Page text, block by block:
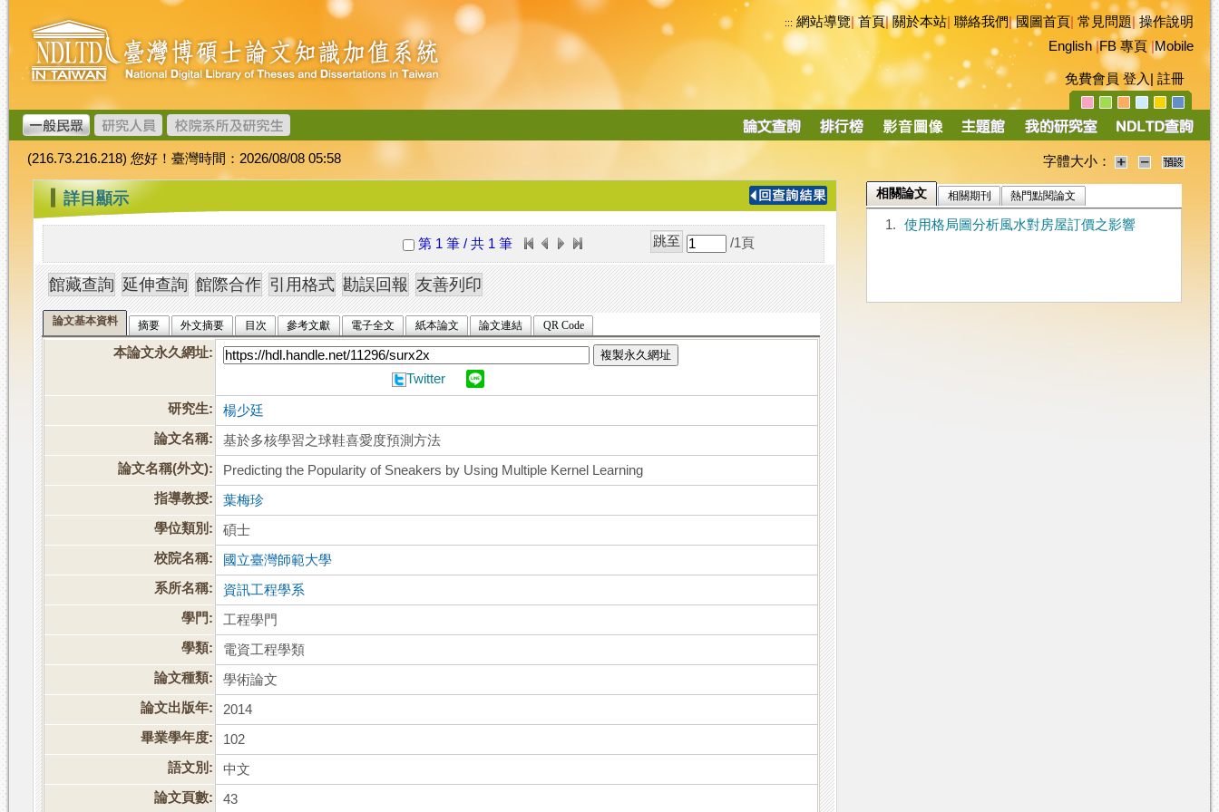
跳
到
主
要
內
容
臺
灣
博
碩
士
論
文
加
值
系
統
::: 網站導覽|首頁|關於本站 聯絡我們|國圖首頁 常見問題|操作說明
English|FB 專頁|Mobile
免費會員 登入 註冊
導
(216.73.216.218) 您好！臺灣時間：2026/08/08 05:58 字體大小：
::: 詳目顯示
第 1 筆 / 共 1 筆 /1 頁
論文基本資料 摘要 外文摘要 目次 參考文獻 電子全文 紙本論文 論文連結 QR Code
本論文永久網址: 複製永久網址
Twitter
研究生:
楊少廷
論文名稱:
基於多核學習之球鞋喜愛度預測方法
論文名稱(外文):
Predicting the Popularity of Sneakers by Using Multiple Kernel Learning
指導教授:
葉梅珍
學位類別:
碩士
校院名稱:
國立臺灣師範大學
系所名稱:
資訊工程學系
學門:
工程學門
學類:
電資工程學類
論文種類:
學術論文
論文出版年:
2014
畢業學年度:
102
語文別:
中文
論文頁數:
43
相關論文 相關期刊 熱門點閱論文
1. 使用格局圖分析風水對房屋訂價之影響